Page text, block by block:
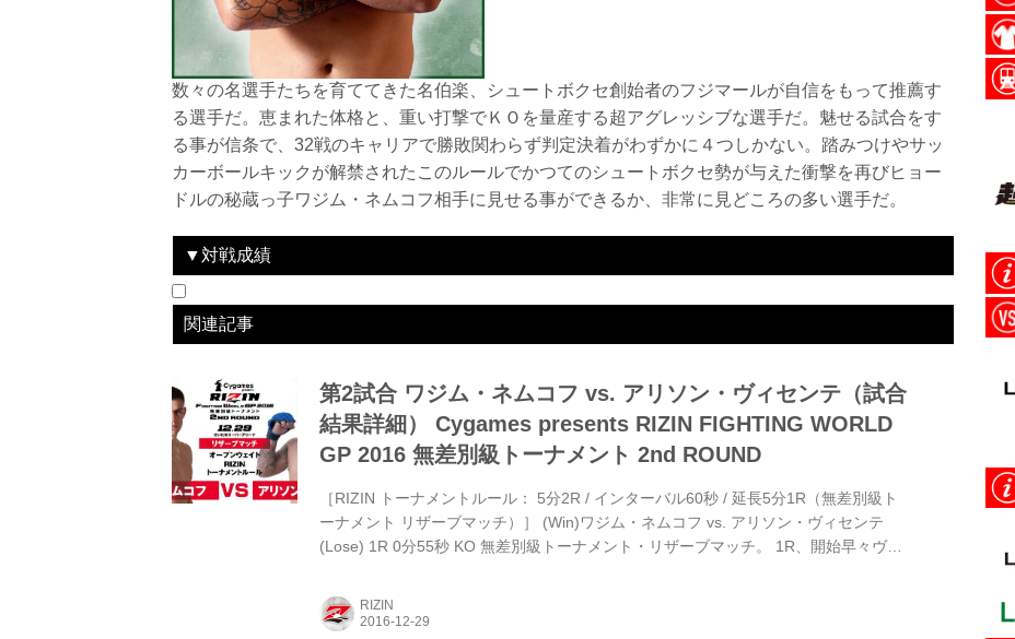
数々の名選手たちを育ててきた名伯楽、シュートボクセ創始者のフジマールが自信をもって推薦す
る選手だ。恵まれた体格と、重い打撃でＫＯを量産する超アグレッシブな選手だ。魅せる試合をす
る事が信条で、32戦のキャリアで勝敗関わらず判定決着がわずかに４つしかない。踏みつけやサッ
カーボールキックが解禁されたこのルールでかつてのシュートボクセ勢が与えた衝撃を再びヒョー
ドルの秘蔵っ子ワジム・ネムコフ相手に見せる事ができるか、非常に見どころの多い選手だ。
▼対戦成績
日付 勝敗 対戦相手 結果 大会名
2016.12.29 lose ワジム・ネムコフ 1R 0:55 KO Cygames presents RIZIN FIGHTING WORLD GP 2016 無差別級トーナメント 2nd ROUND
関連記事
第2試合 ワジム・ネムコフ vs. アリソン・ヴィセンテ（試合
結果詳細） Cygames presents RIZIN FIGHTING WORLD
GP 2016 無差別級トーナメント 2nd ROUND
［RIZIN トーナメントルール： 5分2R / インターバル60秒 / 延長5分1R（無差別級ト
ーナメント リザーブマッチ）］ (Win)ワジム・ネムコフ vs. アリソン・ヴィセンテ
(Lose) 1R 0分55秒 KO 無差別級トーナメント・リザーブマッチ。 1R、開始早々ヴィ
になると、強烈なパウンドをヒットさせヴィセンテは失神。ネムコフが戦慄の秒殺勝
利を収めた。 ワジム・ネムコフのコメント ──試合の感想をお願いします。 ネムコフ
RIZIN